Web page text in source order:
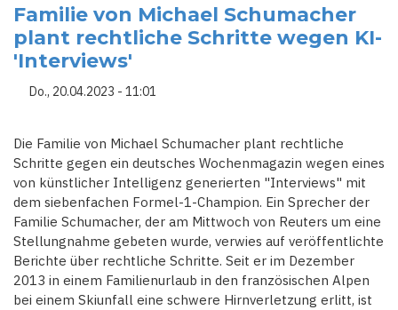
EUE U
NTERSUCHUNG Z
U V
ERBINDUNGEN V
ON V
ITESSE A
RNHEM Z
U R
Familie von Michael Schumacher
plant rechtliche Schritte wegen KI-
'Interviews'
Do., 20.04.2023 - 11:01
Die Familie von Michael Schumacher plant rechtliche
Schritte gegen ein deutsches Wochenmagazin wegen eines
von künstlicher Intelligenz generierten "Interviews" mit
dem siebenfachen Formel-1-Champion. Ein Sprecher der
Familie Schumacher, der am Mittwoch von Reuters um eine
Stellungnahme gebeten wurde, verwies auf veröffentlichte
Berichte über rechtliche Schritte. Seit er im Dezember
2013 in einem Familienurlaub in den französischen Alpen
bei einem Skiunfall eine schwere Hirnverletzung erlitt, ist